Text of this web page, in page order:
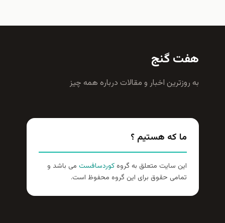
هفت گنج
به روزترين اخبار و مقالات درباره همه چيز
ما که هستیم ؟
این سایت متعلق به گروهکوردسافست می باشد و
تمامی حقوق برای این گروه محفوظ است.